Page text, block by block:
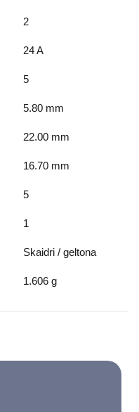
2
24 A
5
5.80mm
22.00mm
16.70mm
5
1
Skaidri / geltona
1.606g